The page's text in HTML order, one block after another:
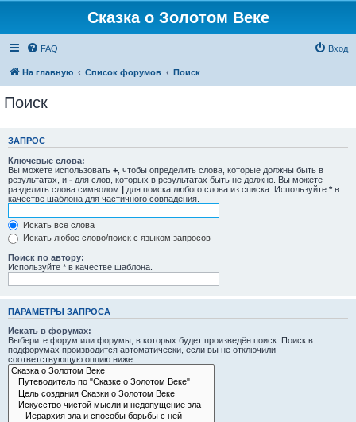
Сказка о Золотом Веке
FAQ Вход
На главную Список форумов Поиск
Поиск
ЗАПРОС
Ключевые слова:
Вы можете использовать + , чтобы определить слова, которые должны быть в
результатах, и - для слов, которых в результатах быть не должно. Вы можете
разделить слова символом | для поиска любого слова из списка. Используйте * в
качестве шаблона для частичного совпадения.
Искать все слова
Искать любое слово/поиск с языком запросов
Поиск по автору:
Используйте * в качестве шаблона.
ПАРАМЕТРЫ ЗАПРОСА
Искать в форумах:
Выберите форум или форумы, в которых будет произведён поиск. Поиск в
подфорумах производится автоматически, если вы не отключили
соответствующую опцию ниже.